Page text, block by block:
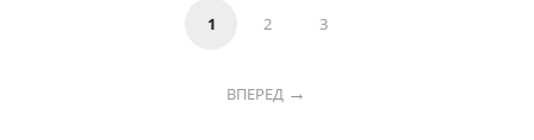
1 2 3
ВПЕРЕД